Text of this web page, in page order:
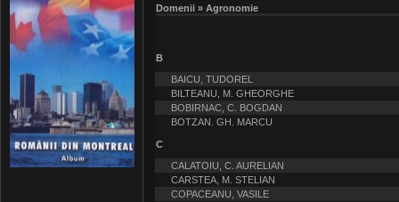
Domenii » Agronomie
B
BAICU, TUDOREL
BILTEANU, M. GHEORGHE
BOBIRNAC, C. BOGDAN
BOTZAN. GH. MARCU
C
CALATOIU, C. AURELIAN
CARSTEA, M. STELIAN
COPACEANU, VASILE